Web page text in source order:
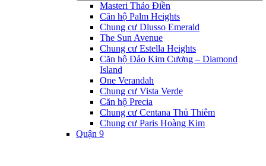
Masteri Thảo Điền
Căn hộ Palm Heights
Chung cư Dlusso Emerald
The Sun Avenue
Chung cư Estella Heights
Căn hộ Đảo Kim Cương – Diamond
Island
One Verandah
Chung cư Vista Verde
Căn hộ Precia
Chung cư Centana Thủ Thiêm
Chung cư Paris Hoàng Kim
Quận 9